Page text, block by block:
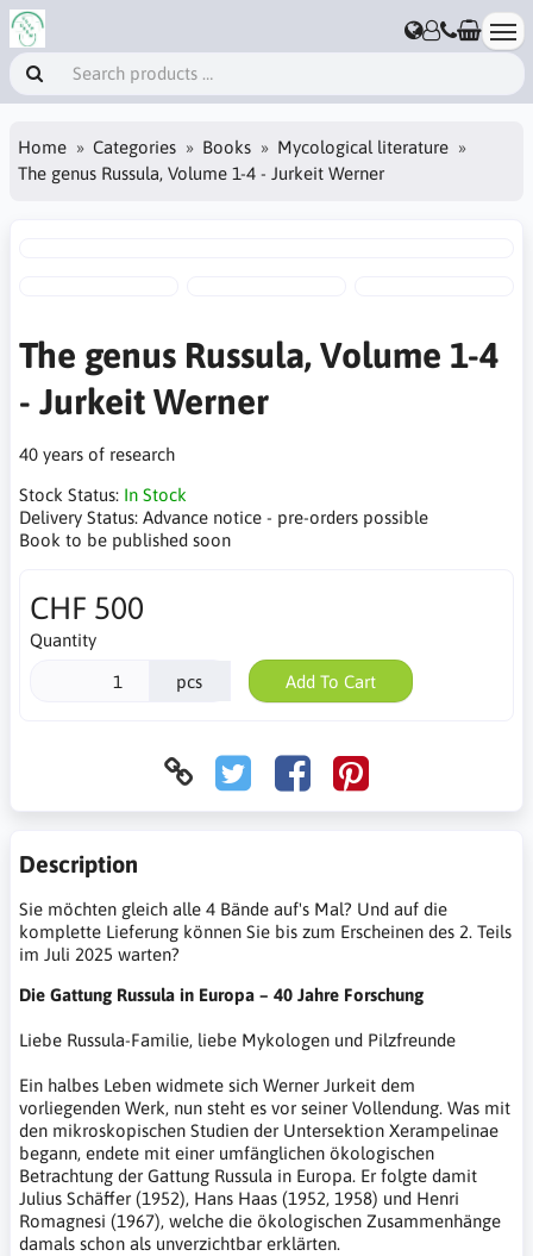
Home Categories Books
Mycological literature
The genus Russula, Volume 1-4 - Jurkeit Werner
The genus Russula, Volume 1-4
- Jurkeit Werner
40 years of research
Stock Status: In Stock
Delivery Status: Advance notice - pre-orders possible
Book to be published soon
CHF 500
Quantity
pcs Add To Cart
Description
Sie möchten gleich alle 4 Bände auf's Mal? Und auf die
komplette Lieferung können Sie bis zum Erscheinen des 2. Teils
im Juli 2025 warten?
Die Gattung Russula in Europa – 40 Jahre Forschung
Liebe Russula-Familie, liebe Mykologen und Pilzfreunde
Ein halbes Leben widmete sich Werner Jurkeit dem
vorliegenden Werk, nun steht es vor seiner Vollendung. Was mit
den mikroskopischen Studien der Untersektion Xerampelinae
begann, endete mit einer umfänglichen ökologischen
Betrachtung der Gattung Russula in Europa. Er folgte damit
Julius Schäffer (1952), Hans Haas (1952, 1958) und Henri
Romagnesi (1967), welche die ökologischen Zusammenhänge
damals schon als unverzichtbar erklärten.